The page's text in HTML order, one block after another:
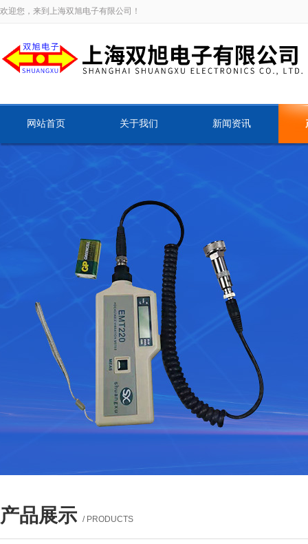
欢迎您，来到上海双旭电子有限公司！
网站首页 关于我们 新闻资讯
产品展示 / PRODUCTS